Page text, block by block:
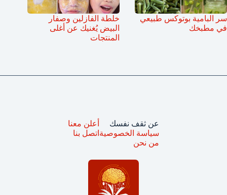
سر البامية بوتوكس طبيعي
في مطبخك
خلطة الفازلين وصفار
البيض يُغنيك عن أغلى
المنتجات
عن ثقف نفسك
سياسة الخصوصية
من نحن
أعلن معنا
اتصل بنا